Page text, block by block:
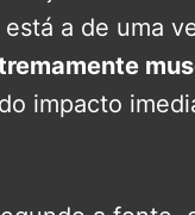
a de uma
impacto